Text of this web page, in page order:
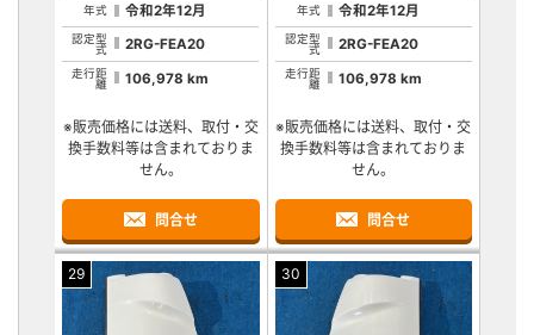
年式 令和2年12月
認定型
式
2RG-FEA20
走行距
離
106,978 km
※販売価格には送料、取付・交
換手数料等は含まれておりま
せん。
問合せ
年式 令和2年12月
認定型
式
2RG-FEA20
走行距
離
106,978 km
※販売価格には送料、取付・交
換手数料等は含まれておりま
せん。
問合せ
29 30